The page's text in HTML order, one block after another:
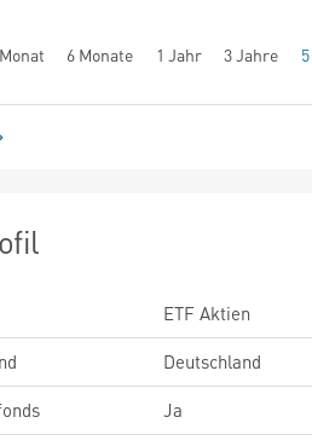
6 Monate 1 Jahr 3 Jahre
ETF Aktien
Deutschland
Ja